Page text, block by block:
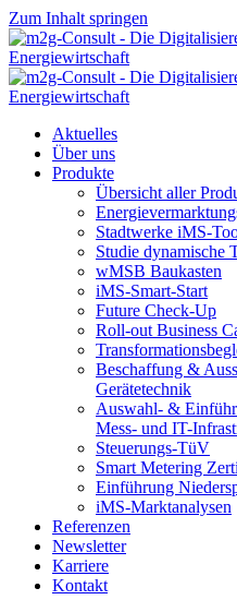
Zum Inhalt springen
Aktuelles
Über uns
Produkte
Übersicht aller
Stadtwerke iMS-
Studie dynamische
wMSB Baukasten
iMS-Smart-Start
Future Check-Up
Roll-out Business
Beschaffung &
Gerätetechnik
Auswahl- &
Mess- und IT-
Steuerungs-TüV
Smart Metering
Einführung
iMS-Marktanalysen
Referenzen
Newsletter
Karriere
Kontakt